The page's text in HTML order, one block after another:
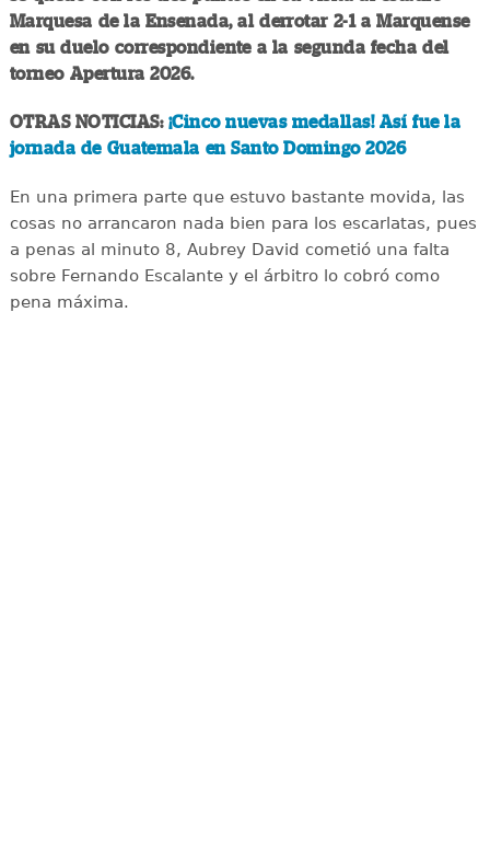
Marquesa de la Ensenada, al derrotar 2-1 a Marquense
en su duelo correspondiente a la segunda fecha del
torneo Apertura 2026.
OTRAS NOTICIAS: ¡Cinco nuevas medallas! Así fue la
jornada de Guatemala en Santo Domingo 2026
En una primera parte que estuvo bastante movida, las
cosas no arrancaron nada bien para los escarlatas, pues
a penas al minuto 8, Aubrey David cometió una falta
sobre Fernando Escalante y el árbitro lo cobró como
pena máxima.